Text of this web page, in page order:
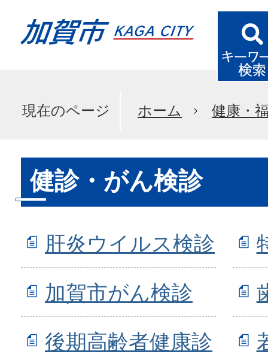
現在のページ ホーム 健康・
健診・がん検診
肝炎ウイルス検診
加賀市がん検診
後期高齢者健康診